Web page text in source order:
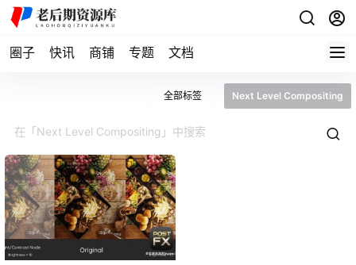
圈子 快讯 商铺 专题 文档
全部标签 Next Level Compositing